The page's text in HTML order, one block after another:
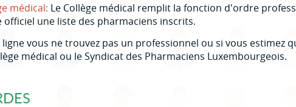
médical: Le Collège médical remplit la fonction d'ordre
une liste des pharmaciens inscrits.
vous ne trouvez pas un professionnel ou si vous estimez
médical ou le Syndicat des Pharmaciens Luxembourgeois.